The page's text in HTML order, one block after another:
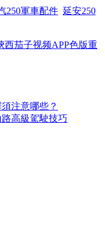
250軍車配件 延安250
西茄子视频APP色版重
意哪些？
高級駕駛技巧